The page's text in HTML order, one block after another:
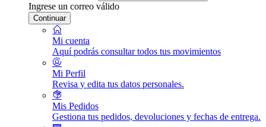
Ingrese un correo válido
Continuar
Mi cuenta
Aquí podrás consultar todos tus movimientos
Mi Perfil
Revisa y edita tus datos personales.
Mis Pedidos
Gestiona tus pedidos, devoluciones y fechas de entrega.